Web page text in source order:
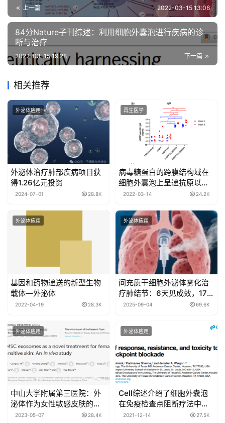
上一篇 2022-03-15 13:06
84分Nature子刊综述：利用细胞外囊泡进行疾病的诊
断与治疗
下一篇
2022-03-15 19:28
相关推荐
外泌体应用
外泌体治疗肺部疾病项目获
得1.26亿元投资
2024-07-01 28.8K
再生医学
病毒糖蛋白的跨膜结构域在
细胞外囊泡上呈递抗原以增
强免疫原性
2022-03-14 24.2K
外泌体应用
基因和药物递送的新型生物
载体—外泌体
2022-04-19 28.3K
外泌体应用
间充质干细胞外泌体雾化治
疗肺结节：6天见成效，17天
病灶完全消失
2025-09-04 69.6K
外泌体应用
中山大学附属第三医院：外
泌体作为女性敏感皮肤的新
型治疗方法
2023-05-07 28.4K
外泌体应用
Cell综述介绍了细胞外囊泡
在免疫检查点阻断疗法中的
功能作用
2021-12-14 27.5K